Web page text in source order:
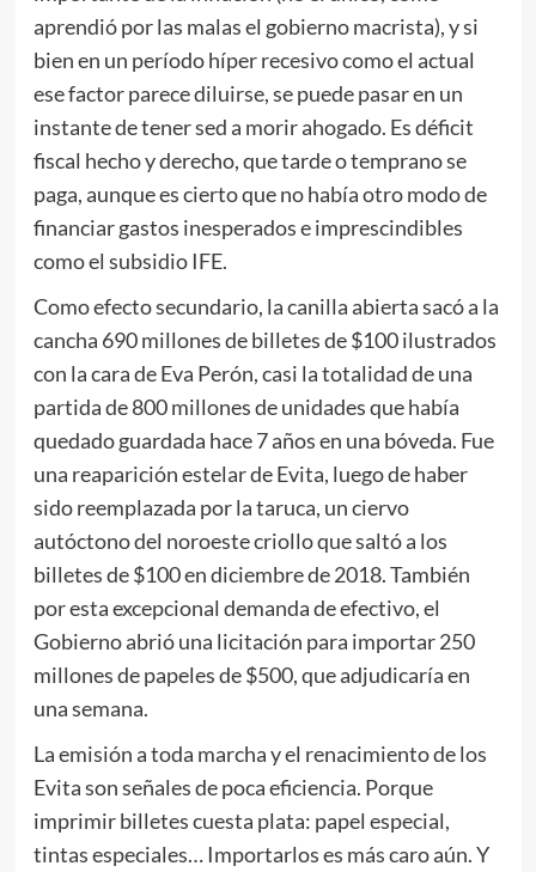
aprendió por las malas el gobierno macrista), y si
bien en un período híper recesivo como el actual
ese factor parece diluirse, se puede pasar en un
instante de tener sed a morir ahogado. Es déficit
fiscal hecho y derecho, que tarde o temprano se
paga, aunque es cierto que no había otro modo de
financiar gastos inesperados e imprescindibles
como el subsidio IFE.
Como efecto secundario, la canilla abierta sacó a la
cancha 690 millones de billetes de $100 ilustrados
con la cara de Eva Perón, casi la totalidad de una
partida de 800 millones de unidades que había
quedado guardada hace 7 años en una bóveda. Fue
una reaparición estelar de Evita, luego de haber
sido reemplazada por la taruca, un ciervo
autóctono del noroeste criollo que saltó a los
billetes de $100 en diciembre de 2018. También
por esta excepcional demanda de efectivo, el
Gobierno abrió una licitación para importar 250
millones de papeles de $500, que adjudicaría en
una semana.
La emisión a toda marcha y el renacimiento de los
Evita son señales de poca eficiencia. Porque
imprimir billetes cuesta plata: papel especial,
tintas especiales… Importarlos es más caro aún. Y